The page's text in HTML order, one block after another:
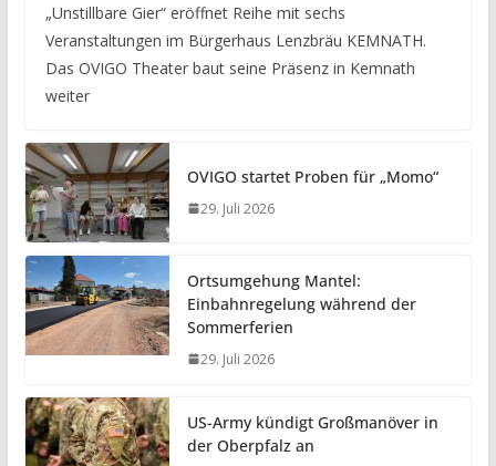
„Unstillbare Gier“ eröffnet Reihe mit sechs
Veranstaltungen im Bürgerhaus Lenzbräu KEMNATH.
Das OVIGO Theater baut seine Präsenz in Kemnath
weiter
OVIGO startet Proben für „Momo“
29. Juli 2026
Ortsumgehung Mantel:
Einbahnregelung während der
Sommerferien
29. Juli 2026
US-Army kündigt Großmanöver in
der Oberpfalz an